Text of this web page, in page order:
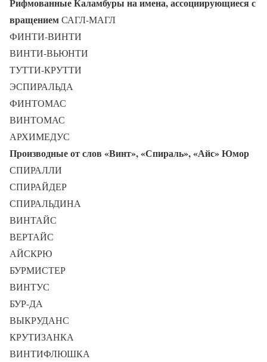
вращениемСАГЛ-МАГЛ
ФИНТИ-ВИНТИ
ВИНТИ-ВЬЮНТИ
ТУТТИ-КРУТТИ
ЭСПИРАЛЬДА
ФИНТОМАС
ВИНТОМАС
АРХИМЕДУС
Производные от слов «Винт», «Спираль», «Айс»Юмор
СПИРАЛЛИ
СПИРАЙДЕР
СПИРАЛЬДИНА
ВИНТАЙС
ВЕРТАЙС
АЙСКРЮ
БУРМИСТЕР
ВИНТУС
БУР-ДА
ВЫКРУДАНС
КРУТИЗАНКА
ВИНТИФЛЮШКА